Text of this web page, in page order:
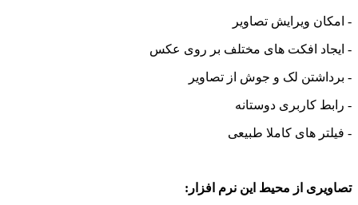
ویرایش تصاویر
افکت های مختلف بر روی عکس
لک و جوش از تصاویر
کاربری دوستانه
های کاملا طبیعی
از محیط این نرم افزار: